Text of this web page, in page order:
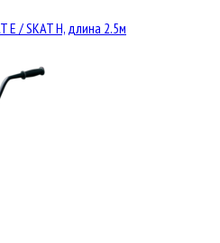
E / SKAT H, длина 2.5м